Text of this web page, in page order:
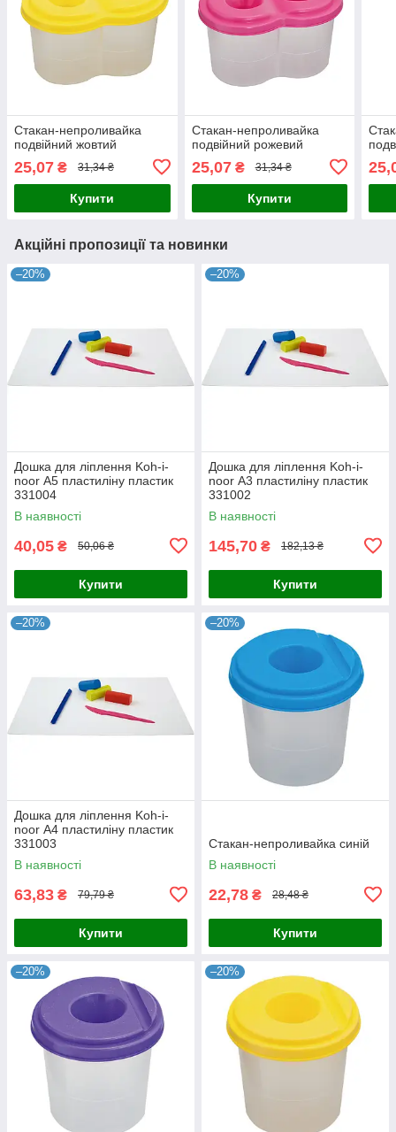
Стакан-непроливайка
подвійний жовтий
25,07 ₴ 31,34 ₴
Купити
Стакан-непроливайка
подвійний рожевий
25,07₴ 31,34 ₴
Купити
Акційні пропозиції та новинки
–20%
Дошка для ліплення Koh-i-
noor А5 пластиліну пластик
331004
В наявності
40,05 ₴ 50,06 ₴
Купити
–20%
Дошка для ліплення Koh-i-
noor А3 пластиліну пластик
331002
В наявності
145,70 ₴ 182,13 ₴
Купити
–20%
Дошка для ліплення Koh-i-
noor А4 пластиліну пластик
331003
В наявності
63,83 ₴ 79,79 ₴
Купити
–20%
Стакан-непроливайка синій
В наявності
22,78 ₴ 28,48 ₴
Купити
–20% –20%